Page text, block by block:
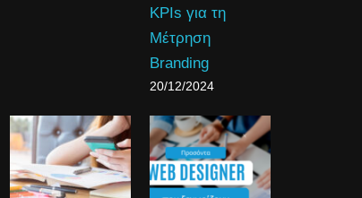
KPIs για τη
Μέτρηση
Branding
20/12/2024